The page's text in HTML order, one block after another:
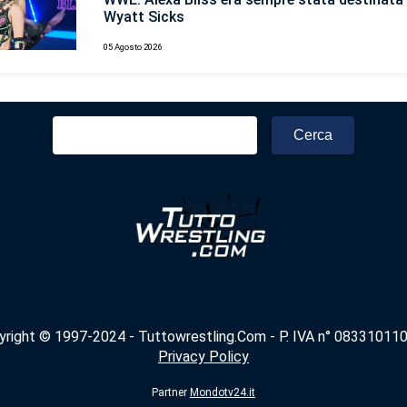
Wyatt Sicks
05 Agosto 2026
Ricerca
© 1997-2024 - Tuttowrestling.Com - P. IVA n°
Privacy Policy
Partner Mondotv24.it